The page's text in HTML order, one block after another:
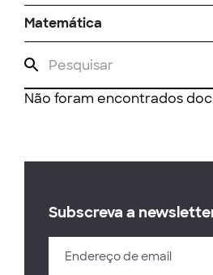
Matemática
Não foram encontrados
Subscreva a